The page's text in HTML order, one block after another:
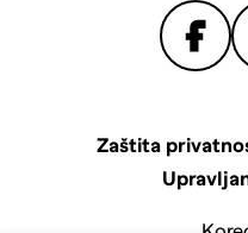
Zaštita